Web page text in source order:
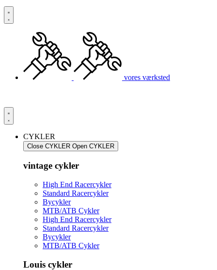
vores værksted
CYKLER
Close CYKLER Open CYKLER
vintage cykler
High End Racercykler
Standard Racercykler
Bycykler
MTB/ATB Cykler
High End Racercykler
Standard Racercykler
Bycykler
MTB/ATB Cykler
Louis cykler